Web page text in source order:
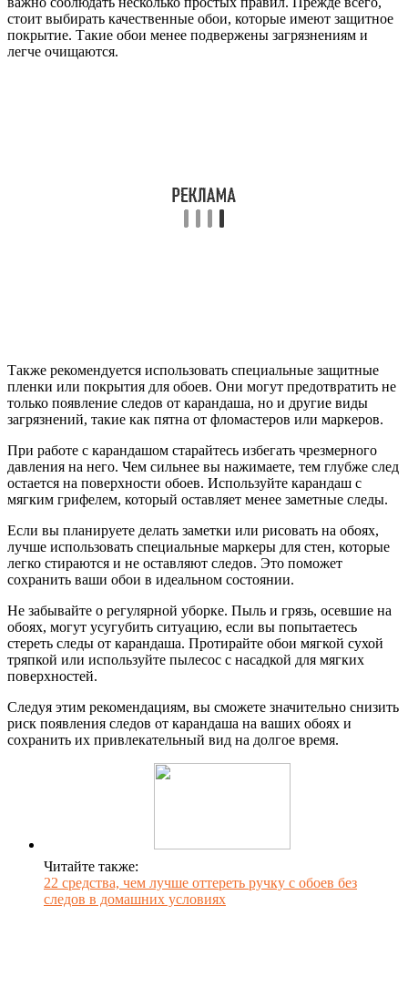
стоит выбирать качественные обои, которые имеют защитное
покрытие. Такие обои менее подвержены загрязнениям и
легче очищаются.
Также рекомендуется использовать специальные защитные
пленки или покрытия для обоев. Они могут предотвратить не
только появление следов от карандаша, но и другие виды
загрязнений, такие как пятна от фломастеров или маркеров.
При работе с карандашом старайтесь избегать чрезмерного
давления на него. Чем сильнее вы нажимаете, тем глубже след
остается на поверхности обоев. Используйте карандаш с
мягким грифелем, который оставляет менее заметные следы.
Если вы планируете делать заметки или рисовать на обоях,
лучше использовать специальные маркеры для стен, которые
легко стираются и не оставляют следов. Это поможет
сохранить ваши обои в идеальном состоянии.
Не забывайте о регулярной уборке. Пыль и грязь, осевшие на
обоях, могут усугубить ситуацию, если вы попытаетесь
стереть следы от карандаша. Протирайте обои мягкой сухой
тряпкой или используйте пылесос с насадкой для мягких
поверхностей.
Следуя этим рекомендациям, вы сможете значительно снизить
риск появления следов от карандаша на ваших обоях и
сохранить их привлекательный вид на долгое время.
Читайте также:
22 средства, чем лучше оттереть ручку с обоев без
следов в домашних условиях